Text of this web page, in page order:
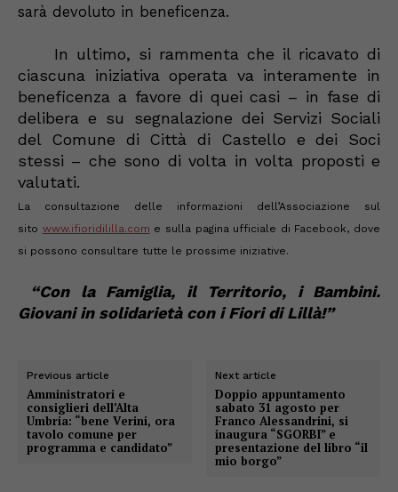
sarà devoluto in beneficenza.
In ultimo, si rammenta che il ricavato di
ciascuna iniziativa operata va interamente in
beneficenza a favore di quei casi – in fase di
delibera e su segnalazione dei Servizi Sociali
del Comune di Città di Castello e dei Soci
stessi – che sono di volta in volta proposti e
valutati.
La
consultazione delle informazioni dell’Associazione sul
sito www.ifioridililla.com e sull a pagina ufficiale di Facebook, dove
si possono consultare tutte le prossime iniziative.
“Con la Famiglia, il Territorio, i Bambini.
Giovani in solidarietà con i Fiori di Lillà!”
Previous article
Amministratori e
consiglieri dell’Alta
Umbria: “bene Verini, ora
tavolo comune per
programma e candidato”
Next article
Doppio appuntamento
sabato 31 agosto per
Franco Alessandrini, si
inaugura “SGORBI” e
presentazione del libro “il
mio borgo”